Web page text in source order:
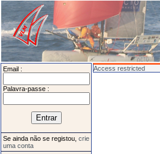
Email :
Palavra-passe :
Se ainda não se registou, crie
uma conta
Access restricted